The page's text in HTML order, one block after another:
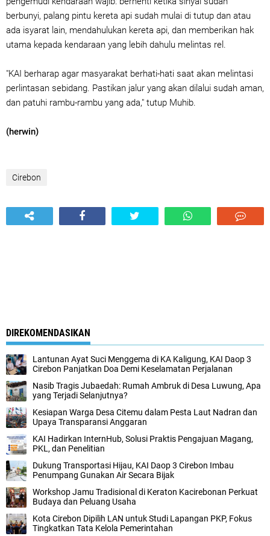
berbunyi, palang pintu kereta api sudah mulai di tutup dan atau
ada isyarat lain, mendahulukan kereta api, dan memberikan hak
utama kepada kendaraan yang lebih dahulu melintas rel.
"KAI berharap agar masyarakat berhati-hati saat akan melintasi
perlintasan sebidang. Pastikan jalur yang akan dilalui sudah aman,
dan patuhi rambu-rambu yang ada," tutup Muhib.
(herwin)
Cirebon
DIREKOMENDASIKAN
Lantunan Ayat Suci Menggema di KA Kaligung, KAI Daop 3
Cirebon Panjatkan Doa Demi Keselamatan Perjalanan
Nasib Tragis Jubaedah: Rumah Ambruk di Desa Luwung, Apa
yang Terjadi Selanjutnya?
Kesiapan Warga Desa Citemu dalam Pesta Laut Nadran dan
Upaya Transparansi Anggaran
KAI Hadirkan InternHub, Solusi Praktis Pengajuan Magang,
PKL, dan Penelitian
Dukung Transportasi Hijau, KAI Daop 3 Cirebon Imbau
Penumpang Gunakan Air Secara Bijak
Workshop Jamu Tradisional di Keraton Kacirebonan Perkuat
Budaya dan Peluang Usaha
Kota Cirebon Dipilih LAN untuk Studi Lapangan PKP, Fokus
Tingkatkan Tata Kelola Pemerintahan